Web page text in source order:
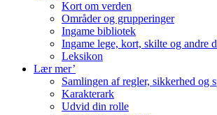
Kort om verden
Områder og grupperinger
Ingame bibliotek
Ingame lege, kort, skilte og andre
Leksikon
Lær mer’
Samlingen af regler, sikkerhed og
Karakterark
Udvid din rolle